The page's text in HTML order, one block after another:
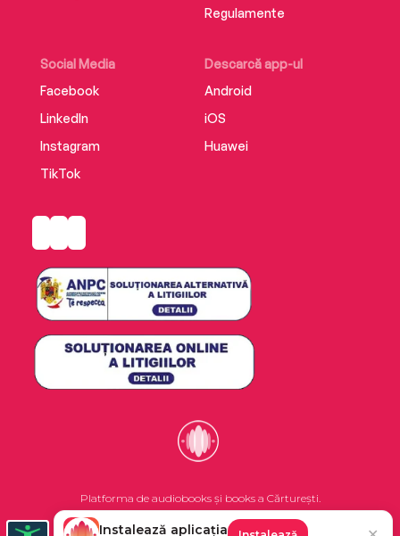
Social Media
Facebook
LinkedIn
Instagram
TikTok
Descarcă app-ul
Android
iOS
Huawei
Regulamente
Platforma de audiobooks și books a Cărturești.
Instalează aplicația